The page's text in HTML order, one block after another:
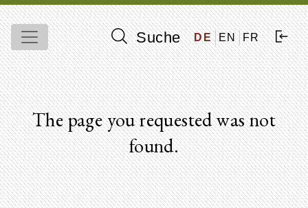
Suche DE EN FR
The page you requested was not
found.